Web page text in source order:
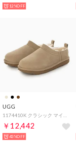
12%OFF
UGG
￥12,442
43%OFF